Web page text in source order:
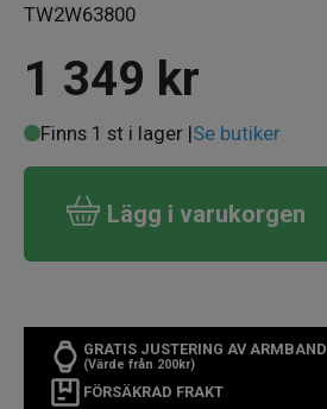
TW2W63800
1 349 kr
Finns 1 st i lager |Se butiker
Lägg i varukorgen
GRATIS JUSTERING AV ARMBAND
(Värde från 200kr)
FÖRSÄKRAD FRAKT